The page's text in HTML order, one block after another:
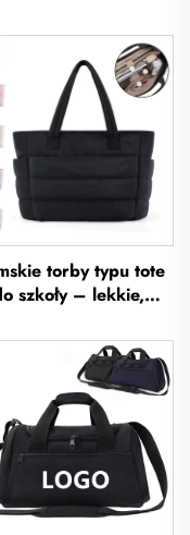
torby typu tote
szkoły – lekkie,
i wypoczynek
powietrzu,
torebki ręczne do
wodoodporne
typu tote z poliestru